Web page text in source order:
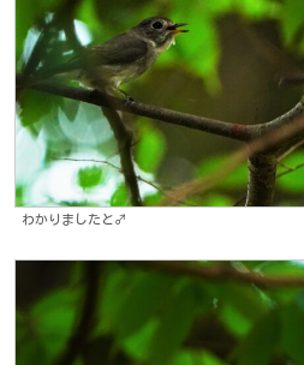
わかりましたと♂